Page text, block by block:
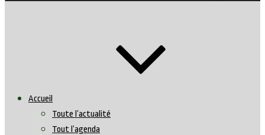
Accueil
Toute l’actualité
Tout l’agenda